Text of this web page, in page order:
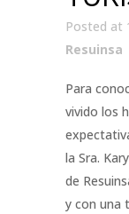
Posted at
Resuinsa
Para
vivido los
la Sra.
de
y con una